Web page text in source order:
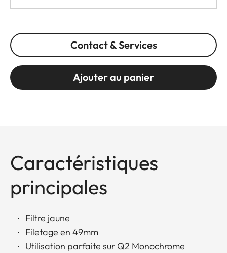
Contact & Services
Ajouter au panier
Caractéristiques
principales
Filtre jaune
Filetage en 49mm
Utilisation parfaite sur Q2 Monochrome